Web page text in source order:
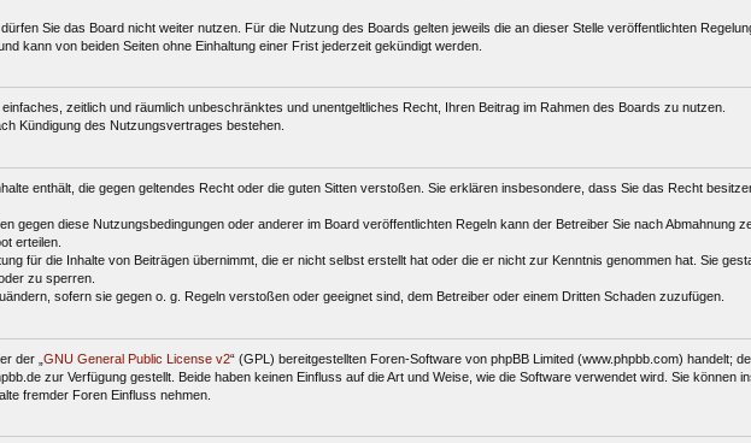
Sie das Board nicht weiter nutzen. Für die Nutzung des Boards gelten jeweils die an dieser Stelle veröffentlichten
kann von beiden Seiten ohne Einhaltung einer Frist jederzeit gekündigt werden.
zeitlich und räumlich unbeschränktes und unentgeltliches Recht, Ihren Beitrag im Rahmen des Boards zu nutzen.
Kündigung des Nutzungsvertrages bestehen.
enthält, die gegen geltendes Recht oder die guten Sitten verstoßen. Sie erklären insbesondere, dass Sie das Recht
gegen diese Nutzungsbedingungen oder anderer im Board veröffentlichten Regeln kann der Betreiber Sie nach Abmahnung
erteilen.
für die Inhalte von Beiträgen übernimmt, die er nicht selbst erstellt hat oder die er nicht zur Kenntnis genommen hat. Sie
zu sperren.
sofern sie gegen o. g. Regeln verstoßen oder geeignet sind, dem Betreiber oder einem Dritten Schaden zuzufügen.
der „ GNU General Public License v2“ (GPL) bereitgestellten Foren-Software von phpBB Limited (www.phpbb.com) handelt;
zur Verfügung gestellt. Beide haben keinen Einfluss auf die Art und Weise, wie die Software verwendet wird. Sie können
fremder Foren Einfluss nehmen.